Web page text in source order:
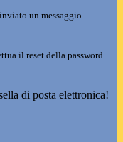
un messaggio
il reset della password
di posta elettronica!